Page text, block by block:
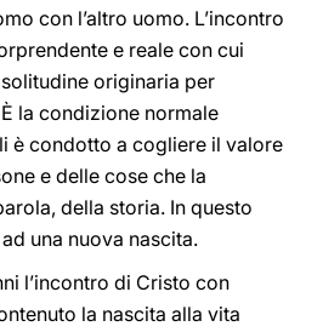
con l’altro uomo. L’incontro
e reale con cui
originaria per
la condizione normale
è condotto a cogliere il valore
e delle cose che la
della storia. In questo
una nuova nascita.
l’incontro di Cristo con
la nascita alla vita